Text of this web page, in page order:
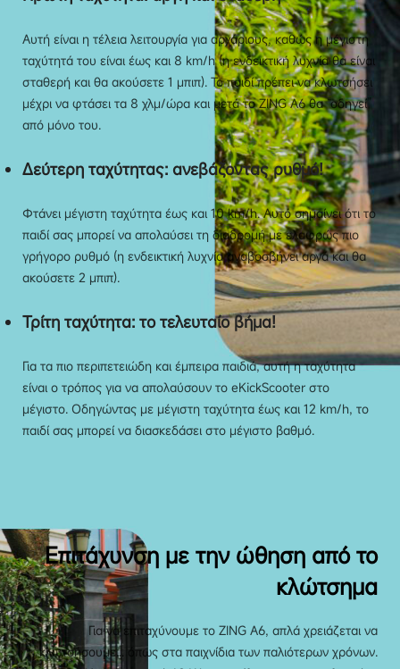
Αυτή είναι η τέλεια λειτουργία για αρχάριους, καθώς η μέγιστη
ταχύτητά του είναι έως και 8 km/h (η ενδεικτική λυχνία θα είναι
σταθερή και θα ακούσετε 1 μπιπ). Το παιδί πρέπει να κλωτσήσει
μέχρι να φτάσει τα 8 χλμ/ώρα και μετά το ZING A6 θα “οδηγεί”
από μόνο του.
Δεύτερη ταχύτητας: ανεβάζοντας ρυθμό!
Φτάνει μέγιστη ταχύτητα έως και 10 km/h. Αυτό σημαίνει ότι το
παιδί σας μπορεί να απολαύσει τη διαδρομή με ελαφρώς πιο
γρήγορο ρυθμό (η ενδεικτική λυχνία αναβοσβήνει αργά και θα
ακούσετε 2 μπιπ).
Τρίτη ταχύτητα: το τελευταίο βήμα!
Για τα πιο περιπετειώδη και έμπειρα παιδιά, αυτή η ταχύτητα
είναι ο τρόπος για να απολαύσουν το eKickScooter στο
μέγιστο. Οδηγώντας με μέγιστη ταχύτητα έως και 12 km/h, το
παιδί σας μπορεί να διασκεδάσει στο μέγιστο βαθμό.
Επιτάχυνση με την ώθηση από το
κλώτσημα
Για να επιταχύνουμε το ZING A6, απλά χρειάζεται να
κλωτσήσουμε... όπως στα παιχνίδια των παλιότερων χρόνων.